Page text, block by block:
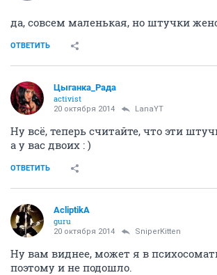
да, совсем маленькая, но штучки
ОТВЕТИТЬ
Цыганка_Рада
activist
20 октября 2014 LanaYT
Ну всё, теперь считайте, что эти
а у вас двоих : )
ОТВЕТИТЬ
AcliptikA
guru
20 октября 2014 SniperKitten
Ну вам виднее, может я в
поэтому и не подошло.